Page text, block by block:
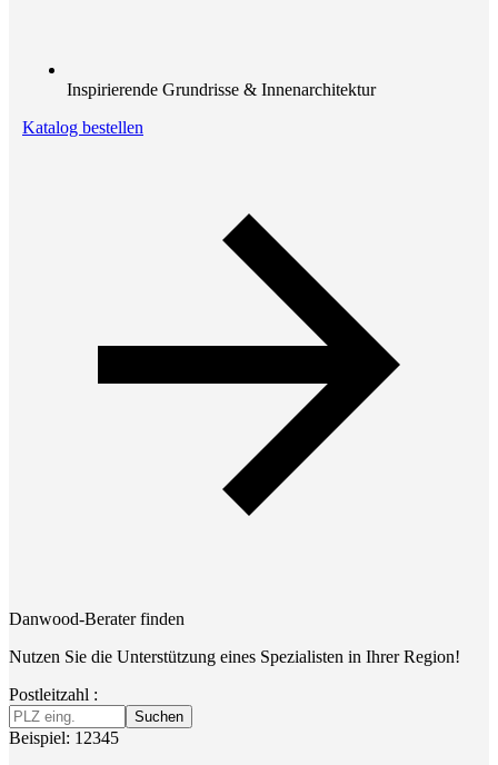
Inspirierende Grundrisse & Innenarchitektur
Katalog bestellen
Danwood-Berater finden
Nutzen Sie die Unterstützung eines Spezialisten in Ihrer Region!
Postleitzahl :
Suchen
Beispiel: 12345